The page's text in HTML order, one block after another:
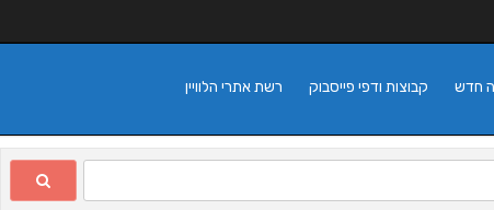
רשת אתרי הלוויין קבוצות ודפי פייסבוק חדש